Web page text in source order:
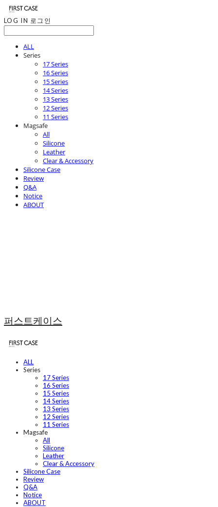
LOG IN 로그인
ALL
Series
17 Series
16 Series
15 Series
14 Series
13 Series
12 Series
11 Series
Magsafe
All
Silicone
Leather
Clear & Accessory
Silicone Case
Review
Q&A
Notice
ABOUT
퍼스트케이스
ALL
Series
17 Series
16 Series
15 Series
14 Series
13 Series
12 Series
11 Series
Magsafe
All
Silicone
Leather
Clear & Accessory
Silicone Case
Review
Q&A
Notice
ABOUT